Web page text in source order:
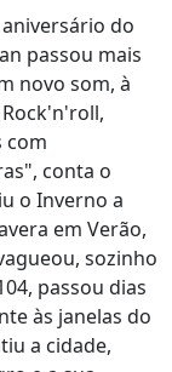
do
passou mais
novo som, à
com
conta o
o Inverno a
em Verão,
sozinho
passou dias
às janelas do
a cidade,